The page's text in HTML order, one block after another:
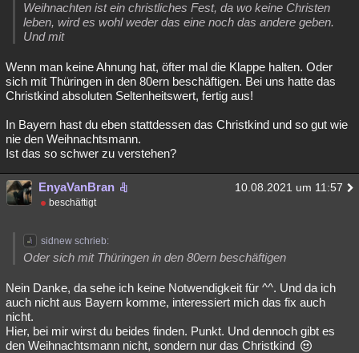
Weihnachten ist ein christliches Fest, da wo keine Christen
leben, wird es wohl weder das eine noch das andere geben.
Und mit
Wenn man keine Ahnung hat, öfter mal die Klappe halten. Oder
sich mit Thüringen in den 80ern beschäftigen. Bei uns hatte das
Christkind absoluten Seltenheitswert, fertig aus!
In Bayern hast du eben stattdessen das Christkind und so gut wie
nie den Weihnachtsmann.
Ist das so schwer zu verstehen?
EnyaVanBran 10.08.2021 um 11:57
beschäftigt
sidnew schrieb:
Oder sich mit Thüringen in den 80ern beschäftigen
Nein Danke, da sehe ich keine Notwendigkeit für ^^. Und da ich
auch nicht aus Bayern komme, interessiert mich das fix auch
nicht.
Hier, bei mir wirst du beides finden. Punkt. Und dennoch gibt es
den Weihnachtsmann nicht, sondern nur das Christkind